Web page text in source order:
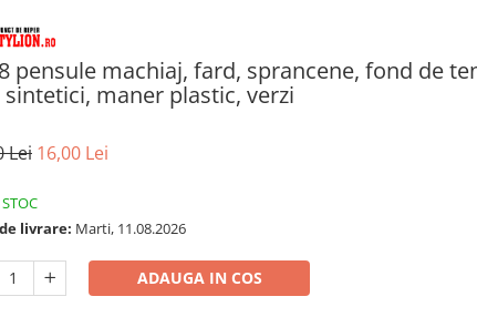
pensule machiaj, fard, sprancene, fond de
maner plastic, verzi
Lei 16,00 Lei
livrare: Marti, 11.08.2026
ADAUGA IN COS